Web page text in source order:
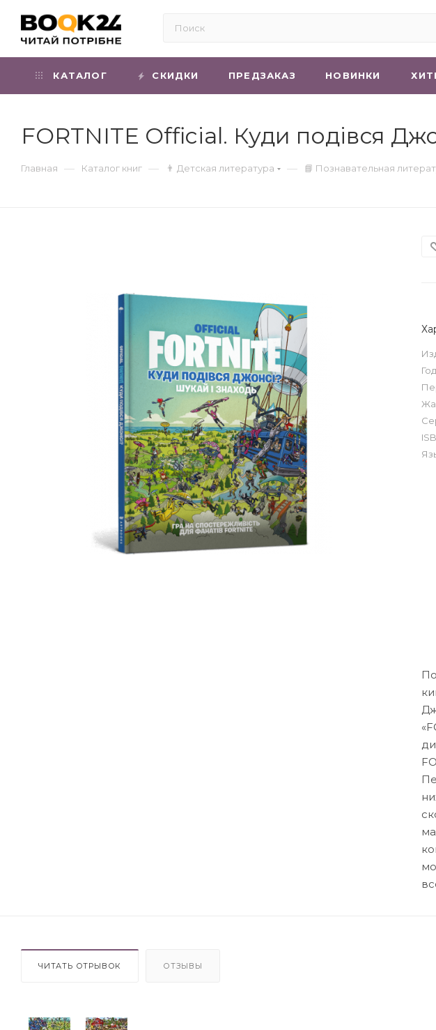
КАТАЛОГ СКИДКИ ПРЕДЗАКАЗ НОВИНКИ
FORTNITE Official. Куди подівся
Главная — Каталог книг — 👨 Детская литература — 📘 Познавательная
ЧИТАТЬ ОТРЫВОК ОТЗЫВЫ